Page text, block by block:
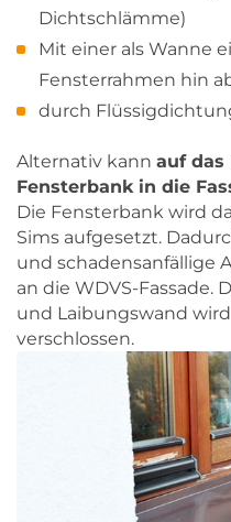
Dichtschlämme)
Mit einer als Wanne
Fensterrahmen hin
durch
Alternativ kann auf das
Fensterbank in die
Die Fensterbank wird
Sims aufgesetzt.
und schadensanfällige
an die WDVS-Fassade.
und Laibungswand
verschlossen.